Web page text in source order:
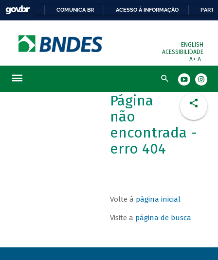
COMUNICA BR ACESSO À INFORMAÇÃO
ENGLISH
ACESSIBILIDADE
A+ A-
Busca
Página
não
encontrada -
erro 404
Volte à página inicial
Visite a página de busca